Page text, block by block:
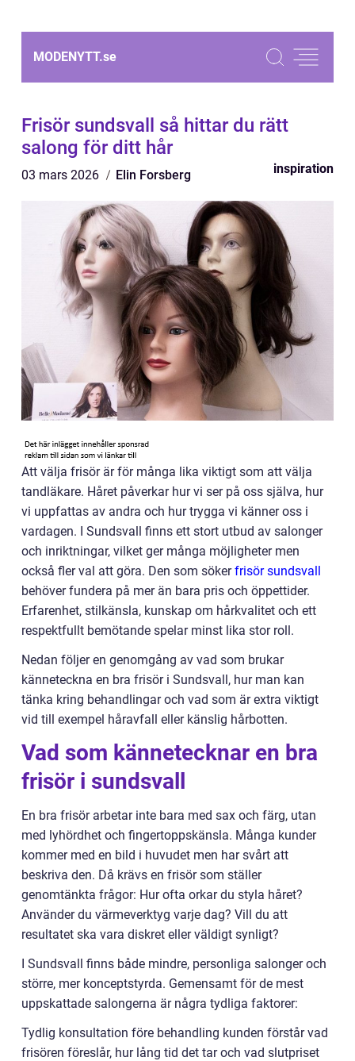
MODENYTT.se
Frisör sundsvall så hittar du rätt
salong för ditt hår
03 mars 2026 Elin Forsberg inspiration
Att välja frisör är för många lika viktigt som att välja
tandläkare. Håret påverkar hur vi ser på oss själva, hur
vi uppfattas av andra och hur trygga vi känner oss i
vardagen. I Sundsvall finns ett stort utbud av salonger
och inriktningar, vilket ger många möjligheter men
också fler val att göra. Den som sökerfrisör sundsvall
behöver fundera på mer än bara pris och öppettider.
Erfarenhet, stilkänsla, kunskap om hårkvalitet och ett
respektfullt bemötande spelar minst lika stor roll.
Nedan följer en genomgång av vad som brukar
känneteckna en bra frisör i Sundsvall, hur man kan
tänka kring behandlingar och vad som är extra viktigt
vid till exempel håravfall eller känslig hårbotten.
Vad som kännetecknar en bra
frisör i sundsvall
En bra frisör arbetar inte bara med sax och färg, utan
med lyhördhet och fingertoppskänsla. Många kunder
kommer med en bild i huvudet men har svårt att
beskriva den. Då krävs en frisör som ställer
genomtänkta frågor: Hur ofta orkar du styla håret?
Använder du värmeverktyg varje dag? Vill du att
resultatet ska vara diskret eller väldigt synligt?
I Sundsvall finns både mindre, personliga salonger och
större, mer konceptstyrda. Gemensamt för de mest
uppskattade salongerna är några tydliga faktorer:
Tydlig konsultation före behandling kunden förstår vad
frisören föreslår, hur lång tid det tar och vad slutpriset